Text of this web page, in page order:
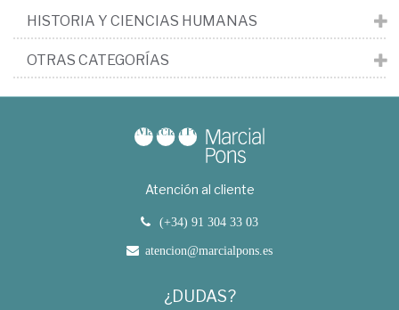
HISTORIA Y CIENCIAS HUMANAS
OTRAS CATEGORÍAS
Atención al cliente
(+34) 91 304 33 03
atencion@marcialpons.es
¿DUDAS?